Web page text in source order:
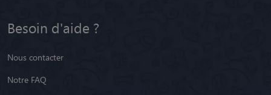
Besoin d'aide ?
Nous contacter
Notre FAQ